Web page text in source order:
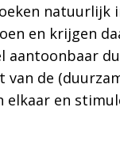
natuurlijk
en krijgen
de
elkaar en